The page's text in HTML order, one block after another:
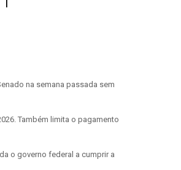
na semana passada sem
Também limita o pagamento
o governo federal a cumprir a